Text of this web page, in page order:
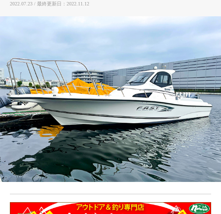
2022.07.23 / 最終更新日：2022.11.12